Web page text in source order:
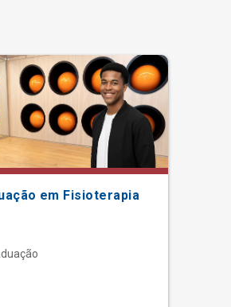
em Fisioterapia